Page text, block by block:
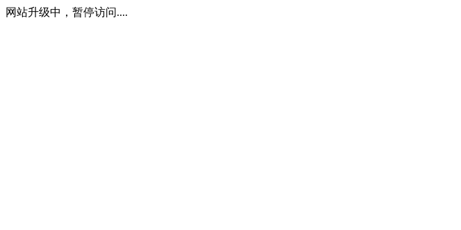
网站升级中，暂停访问....